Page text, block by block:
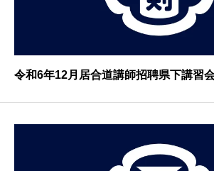
令和6年12月居合道講師招聘県下講習